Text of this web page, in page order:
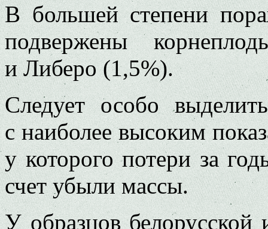
В большей степени
подвержены
и Либеро (1,5%).
Следует особо
с наиболее высоким
у которого потери за
счет убыли массы.
У образцов белорусской